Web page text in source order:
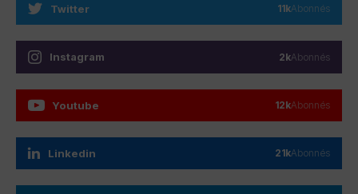
Twitter 11kAbonnés
Instagram 2kAbonnés
Youtube 12kAbonnés
Linkedin 21kAbonnés